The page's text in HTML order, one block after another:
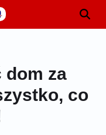
dom za
co